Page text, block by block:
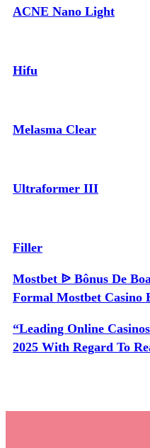
ACNE Nano Light
Hifu
Melasma Clear
Ultraformer III
Filler
Mostbet ᐉ Bônus De
Formal Mostbet Casino
“Leading Online
2025 With Regard To